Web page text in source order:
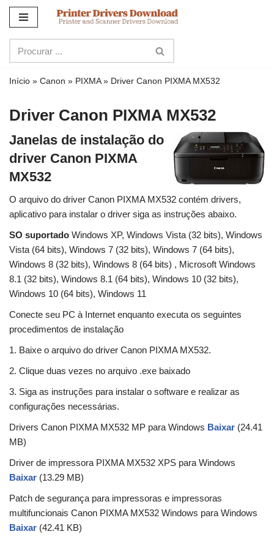
para
o
conteúdo
Início » Canon » PIXMA» Driver Canon PIXMA MX532
Driver Canon PIXMA MX532
Janelas de instalação do
driver Canon PIXMA
MX532
O arquivo do driver Canon PIXMA MX532 contém drivers,
aplicativo para instalar o driver siga as instruções abaixo.
SO suportado Windows XP, Windows Vista (32 bits), Windows
Vista (64 bits), Windows 7 (32 bits), Windows 7 (64 bits),
Windows 8 (32 bits), Windows 8 (64 bits) , Microsoft Windows
8.1 (32 bits), Windows 8.1 (64 bits), Windows 10 (32 bits),
Windows 10 (64 bits), Windows 11
Conecte seu PC à Internet enquanto executa os seguintes
procedimentos de instalação
1. Baixe o arquivo do driver Canon PIXMA MX532.
2. Clique duas vezes no arquivo .exe baixado
3. Siga as instruções para instalar o software e realizar as
configurações necessárias.
Drivers Canon PIXMA MX532 MP para Windows Baixar (24.41
MB)
Driver de impressora PIXMA MX532 XPS para Windows
Baixar (13.29 MB)
Patch de segurança para impressoras e impressoras
multifuncionais Canon PIXMA MX532 Windows para Windows
Baixar (42.41 KB)